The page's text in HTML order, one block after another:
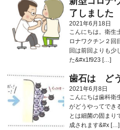
了しました
2021年6月18日
こんにちは。衛生
ロナワクチン２回
回は前回よりも少
た&#x1f923 […]
歯石は ど
2021年6月8日
こんにちは歯科衛
がどうやってでき
とは細菌の固まり
成されます&#x […]